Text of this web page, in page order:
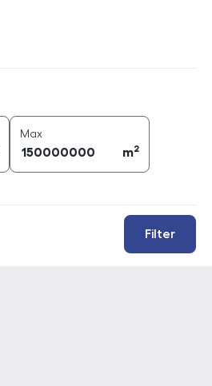
Maxarea (
m2
Filter